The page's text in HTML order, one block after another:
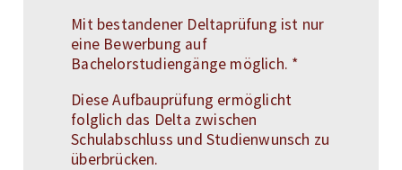
Mit bestandener Deltaprüfung ist nur
eine Bewerbung auf
Bachelorstudiengänge möglich. *
Diese Aufbauprüfung ermöglicht
folglich das Delta zwischen
Schulabschluss und Studienwunsch zu
überbrücken.